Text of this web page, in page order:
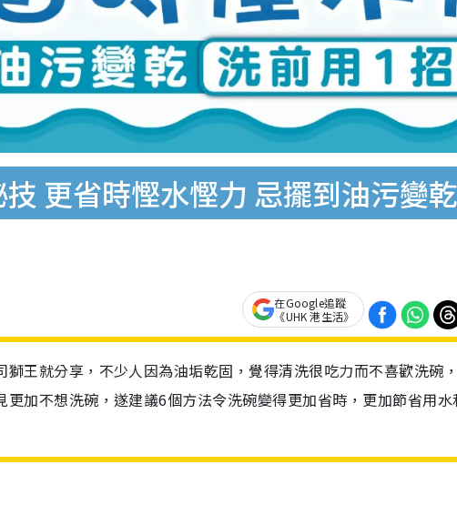
更省時慳水慳力 忌擺到油污變
在Google追蹤
《UHK 港生活》
王就分享，不少人因為油垢乾固，覺得清洗很吃力而不喜歡洗碗
加不想洗碗，遂建議6個方法令洗碗變得更加省時，更加節省用水